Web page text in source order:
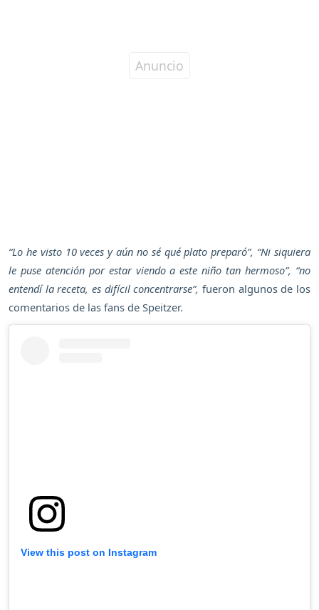
“Lo he visto 10 veces y aún no sé qué plato preparó”, “Ni siquiera
le puse atención por estar viendo a este niño tan hermoso”, “no
entendí la receta, es difícil concentrarse”, fueron algunos de los
comentarios de las fans de Speitzer.
View this post on Instagram